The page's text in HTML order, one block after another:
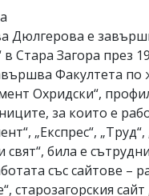
Дюлгерова е
Стара Загора през
Факултета по
Охридски“,
за които е
„Експрес“,
била е
със сайтове –
старозагорския сайт